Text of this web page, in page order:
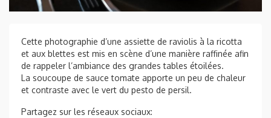
Cette photographie d’une assiette de raviolis à la ricotta
et aux blettes est mis en scène d’une manière raffinée afin
de rappeler l’ambiance des grandes tables étoilées.
La soucoupe de sauce tomate apporte un peu de chaleur
et contraste avec le vert du pesto de persil.
Partagez sur les réseaux sociaux: